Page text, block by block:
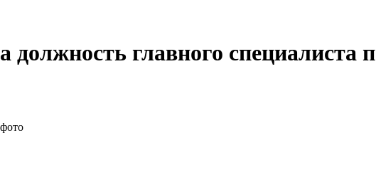
должность главного специалиста